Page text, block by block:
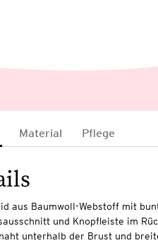
Material Pflege
aus Baumwoll-Webstoff mit
und Knopfleiste im
unterhalb der Brust und